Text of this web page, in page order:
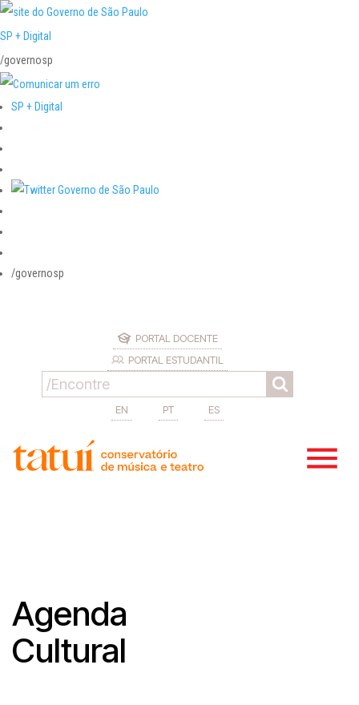
SP + Digital
/governosp
SP + Digital
/governosp
PORTAL DOCENTE
PORTAL ESTUDANTIL
EN PT ES
Agenda
Cultural